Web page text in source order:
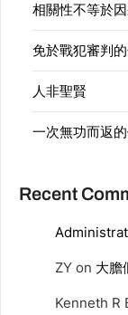
相關性不等於
免於戰犯審判
人非聖賢
一次無功而返
Recent
ZY on 大膽
Kenneth R